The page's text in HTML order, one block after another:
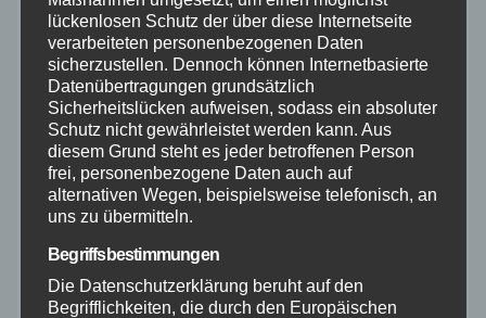
Bundespolizei
Feuerwehr
Hilfsorganisationen
Neuwied
lückenlosen Schutz der über diese Internetseite
verarbeiteten personenbezogenen Daten
sicherzustellen. Dennoch können Internetbasierte
Datenübertragungen grundsätzlich
Sicherheitslücken aufweisen, sodass ein absoluter
Schutz nicht gewährleistet werden kann. Aus
diesem Grund steht es jeder betroffenen Person
frei, personenbezogene Daten auch auf
alternativen Wegen, beispielsweise telefonisch, an
uns zu übermitteln.
Begriffsbestimmungen
Die Datenschutzerklärung beruht auf den
Begrifflichkeiten, die durch den Europäischen